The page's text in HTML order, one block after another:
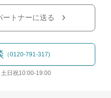
ートナーに送る
（0120-791-317)
日祝10:00-19:00